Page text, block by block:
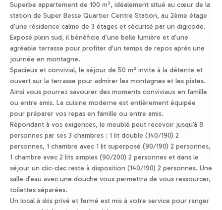
Superbe appartement de 100 m², idéalement situé au cœur de la
station de Super Besse Quartier Centre Station, au 2ème étage
d’une résidence calme de 3 étages et sécurisé par un digicode.
Exposé plein sud, il bénéficie d’une belle lumière et d’une
agréable terrasse pour profiter d’un temps de repos après une
journée en montagne.
Spacieux et convivial, le séjour de 50 m² invite à la détente et
ouvert sur la terrasse pour admirer les montagnes et les pistes.
Ainsi vous pourrez savourer des moments conviviaux en famille
ou entre amis. La cuisine moderne est entièrement équipée
pour préparer vos repas en famille ou entre amis.
Répondant à vos exigences, le meublé peut recevoir jusqu’à 8
personnes par ses 3 chambres : 1 lit double (140/190) 2
personnes, 1 chambre avec 1 lit superposé (90/190) 2 personnes,
1 chambre avec 2 lits simples (90/200) 2 personnes et dans le
séjour un clic-clac reste à disposition (140/190) 2 personnes. Une
salle d’eau avec une douche vous permettra de vous ressourcer,
toilettes séparées.
Un local à skis privé et fermé est mis à votre service pour ranger